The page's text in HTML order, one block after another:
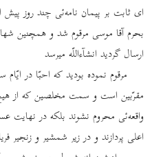
ای ثابت بر پیمان نامه‌ئی چند روز
بحرم آقا موسی مرقوم شد و همچنین
ارسال گردید انشآءاللّه میرسد
مرقوم نموده بودید که احبّا در
مقرّبین است و سمت مخلصین که از
واقعه‌ئی محروم نشوند بلکه در نهایت
اعلی پردازند و در زیر شمشیر و زنجیر